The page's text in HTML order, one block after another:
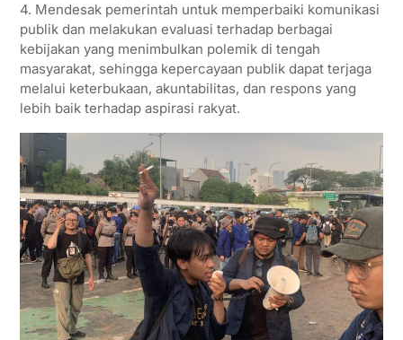
4. Mendesak pemerintah untuk memperbaiki komunikasi
publik dan melakukan evaluasi terhadap berbagai
kebijakan yang menimbulkan polemik di tengah
masyarakat, sehingga kepercayaan publik dapat terjaga
melalui keterbukaan, akuntabilitas, dan respons yang
lebih baik terhadap aspirasi rakyat.